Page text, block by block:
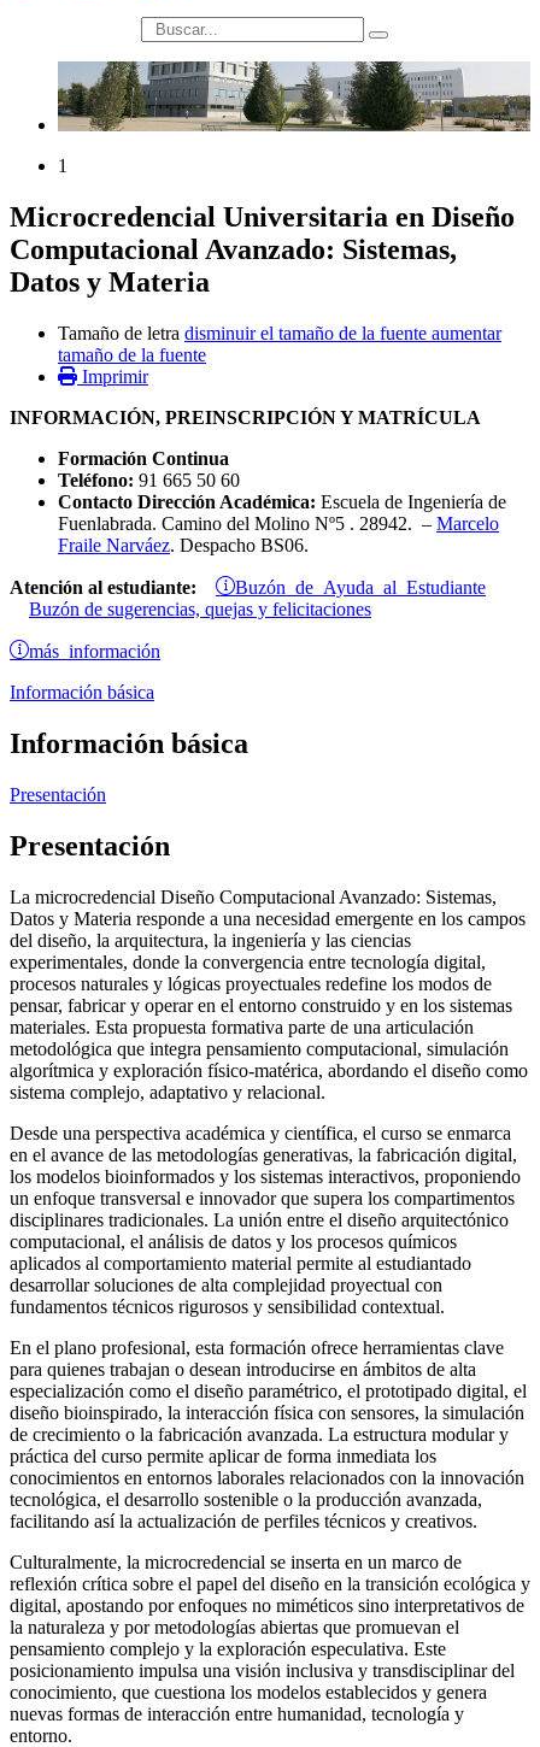
búsqueda
1
Microcredencial Universitaria en Diseño
Computacional Avanzado: Sistemas,
Datos y Materia
Tamaño de letra disminuir el tamaño de la fuente aumentar
tamaño de la fuente
Imprimir
INFORMACIÓN, PREINSCRIPCIÓN Y MATRÍCULA
Formación Continua
Teléfono: 91 665 50 60
Contacto Dirección Académica: Escuela de Ingeniería de
Fuenlabrada. Camino del Molino Nº5 . 28942. – Marcelo
Fraile Narváez. Despacho BS06.
Atención al estudiante: Buzón de Ayuda al Estudiante
Buzón de sugerencias, quejas y felicitaciones
más información
Información básica
Información básica
Presentación
Presentación
La microcredencial Diseño Computacional Avanzado: Sistemas,
Datos y Materia responde a una necesidad emergente en los campos
del diseño, la arquitectura, la ingeniería y las ciencias
experimentales, donde la convergencia entre tecnología digital,
procesos naturales y lógicas proyectuales redefine los modos de
pensar, fabricar y operar en el entorno construido y en los sistemas
materiales. Esta propuesta formativa parte de una articulación
metodológica que integra pensamiento computacional, simulación
algorítmica y exploración físico-matérica, abordando el diseño como
sistema complejo, adaptativo y relacional.
Desde una perspectiva académica y científica, el curso se enmarca
en el avance de las metodologías generativas, la fabricación digital,
los modelos bioinformados y los sistemas interactivos, proponiendo
un enfoque transversal e innovador que supera los compartimentos
disciplinares tradicionales. La unión entre el diseño arquitectónico
computacional, el análisis de datos y los procesos químicos
aplicados al comportamiento material permite al estudiantado
desarrollar soluciones de alta complejidad proyectual con
fundamentos técnicos rigurosos y sensibilidad contextual.
En el plano profesional, esta formación ofrece herramientas clave
para quienes trabajan o desean introducirse en ámbitos de alta
especialización como el diseño paramétrico, el prototipado digital, el
diseño bioinspirado, la interacción física con sensores, la simulación
de crecimiento o la fabricación avanzada. La estructura modular y
práctica del curso permite aplicar de forma inmediata los
conocimientos en entornos laborales relacionados con la innovación
tecnológica, el desarrollo sostenible o la producción avanzada,
facilitando así la actualización de perfiles técnicos y creativos.
Culturalmente, la microcredencial se inserta en un marco de
reflexión crítica sobre el papel del diseño en la transición ecológica y
digital, apostando por enfoques no miméticos sino interpretativos de
la naturaleza y por metodologías abiertas que promuevan el
pensamiento complejo y la exploración especulativa. Este
posicionamiento impulsa una visión inclusiva y transdisciplinar del
conocimiento, que cuestiona los modelos establecidos y genera
nuevas formas de interacción entre humanidad, tecnología y
entorno.